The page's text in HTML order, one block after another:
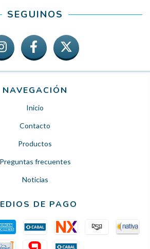
SEGUINOS
NAVEGACIÓN
Inicio
Contacto
Productos
Preguntas frecuentes
Noticias
DE PAGO